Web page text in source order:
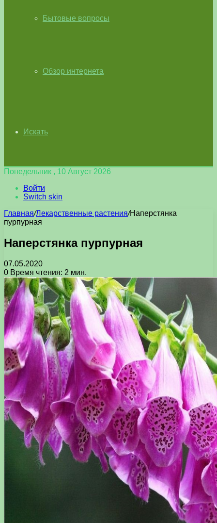
Бытовые вопросы
Обзор интернета
Искать
Понедельник , 10 Август 2026
Войти
Switch skin
Главная/Лекарственные растения/Наперстянка
пурпурная
Наперстянка пурпурная
07.05.2020
0 Время чтения: 2 мин.